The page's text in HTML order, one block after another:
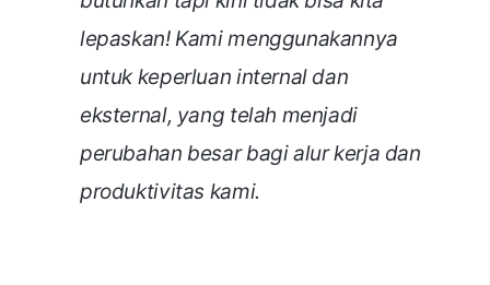
lepaskan! Kami menggunakannya
untuk keperluan internal dan
eksternal, yang telah menjadi
perubahan besar bagi alur kerja dan
produktivitas kami.